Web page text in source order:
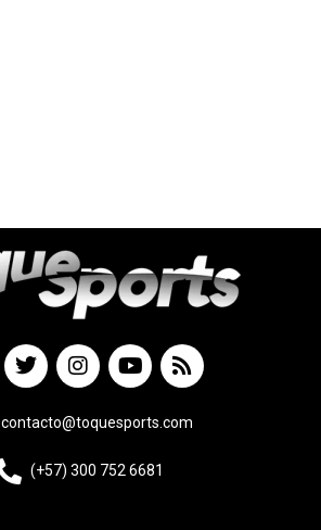
contacto@toquesports.com
(+57) 300 752 6681